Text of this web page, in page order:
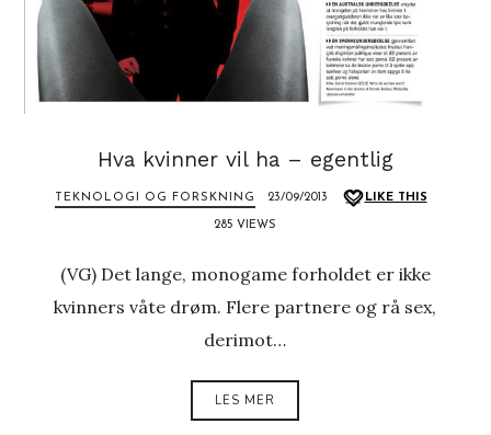
Hva kvinner vil ha – egentlig
TEKNOLOGI OG FORSKNING 23/09/2013 LIKE THIS
285 VIEWS
(VG) Det lange, monogame forholdet er ikke
kvinners våte drøm. Flere partnere og rå sex,
derimot…
LES MER